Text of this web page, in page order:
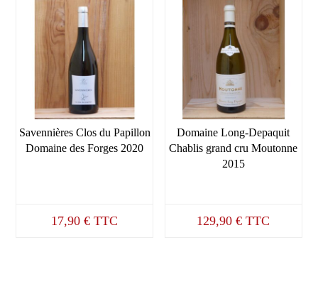
Savennières Clos du Papillon
Domaine des Forges 2020
17,90€ TTC
Domaine Long-Depaquit
Chablis grand cru Moutonne
2015
129,90€ TTC